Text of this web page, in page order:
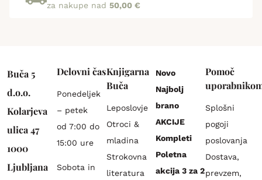
za nakupe nad 50,00 €
Buča 5
d.o.o.
Kolarjeva
ulica 47
1000
Ljubljana
Delovni čas
Ponedeljek
– petek
od 7:00 do
15:00 ure
Sobota in
Knjigarna
Buča
Leposlovje
Otroci &
mladina
Strokovna
literatura
Novo
Najbolj
brano
AKCIJE
Kompleti
Poletna
akcija 3 za 2
Pomoč
Splošni
pogoji
poslovanja
Dostava,
prevzem,